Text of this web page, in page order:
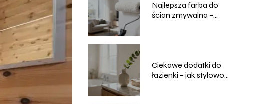
Najlepsza farba do
ścian zmywalna –
Ciekawe dodatki do
łazienki – jak stylowo